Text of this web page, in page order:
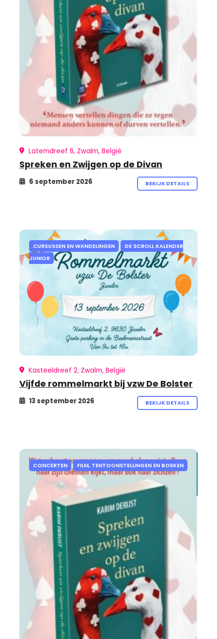
Latemdreef 6, Zwalm, België
Spreken en Zwijgen op de Divan
6 september 2026 BEKIJK DETAILS
CURSUSSEN EN WANDELINGEN
DE SCROLL KALENDER
JUNIOR
Kasteeldreef 2, Zwalm, België
Vijfde rommelmarkt bij vzw De Bolster
13 september 2026 BEKIJK DETAILS
CONCERTEN FILM, TENTOONSTELLINGEN EN BOEKEN